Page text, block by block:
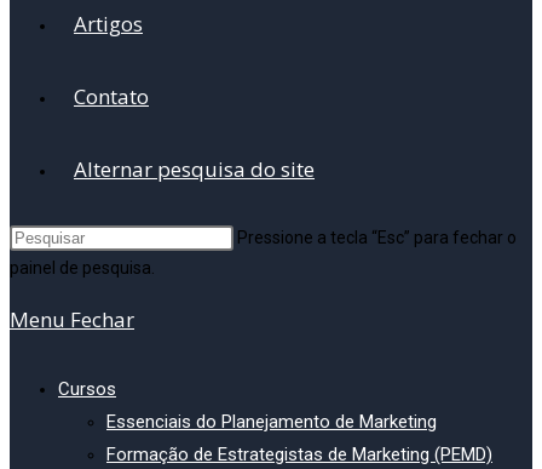
Artigos
Contato
Alternar pesquisa do site
Pressione a tecla “Esc” para fechar o
painel de pesquisa.
Menu Fechar
Cursos
Essenciais do Planejamento de Marketing
Formação de Estrategistas de Marketing (PEMD)